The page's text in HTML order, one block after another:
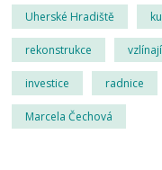
Uherské Hradiště
rekonstrukce
investice radnice
Marcela Čechová